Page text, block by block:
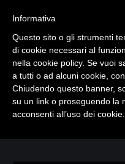
Informativa
Questo sito o gli strumenti
di cookie necessari al
nella cookie policy. Se vuoi
a tutti o ad alcuni cookie,
Chiudendo questo banner,
su un link o proseguendo la
acconsenti all’uso dei cookie.